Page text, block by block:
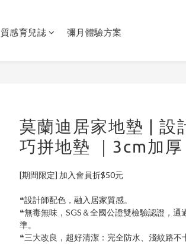
質感育兒誌 彌月體驗方案
莫蘭迪居家地墊 | 設
巧拼地墊 ｜3cm加厚
[期間限定] 加入會員折$50元
❝設計師配色，融入居家質感。
❝無毒無味，SGS＆全國公證雙檢驗認證，通
準。
❝三大改良，超好清潔：完全防水、淺紋路不